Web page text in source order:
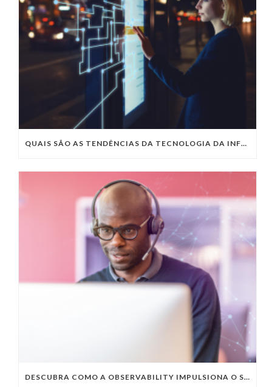
QUAIS SÃO AS TENDÊNCIAS DA TECNOLOGIA DA INFORMAÇÃO PARA 2023?
DESCUBRA COMO A OBSERVABILITY IMPULSIONA O SUCESSO DO SEU NEGÓCIO